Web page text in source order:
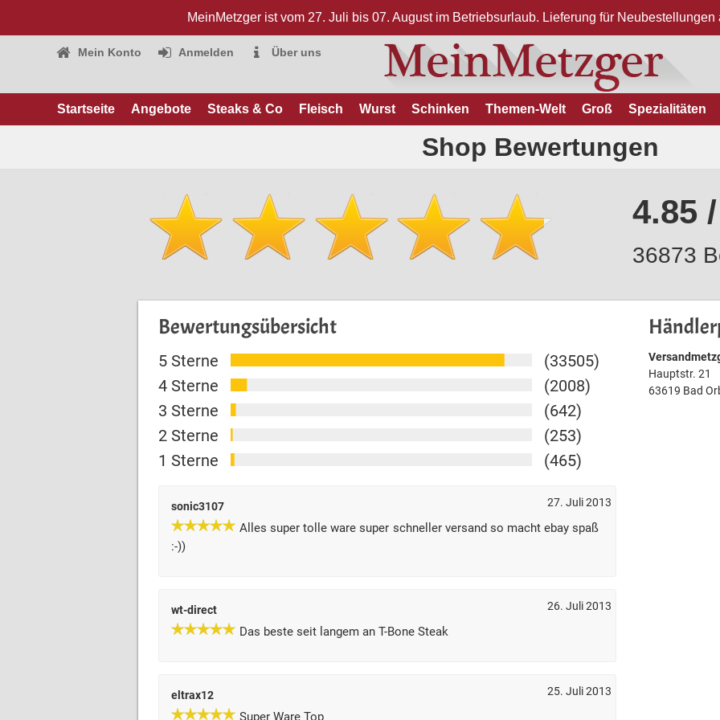
MeinMetzger ist vom 27. Juli bis 07. August im Betriebsurlaub. Lieferung für
Mein Konto Anmelden Über uns
Startseite Angebote Steaks & Co Fleisch Wurst Schinken Themen-Welt Groß Spezialitäten
Shop Bewertungen
4.85
36873
Bewertungsübersicht
5 Sterne
(33505)
4 Sterne
(2008)
3 Sterne
(642)
2 Sterne
(253)
1 Sterne
(465)
sonic3107 27. Juli 2013
Alles super tolle ware super schneller versand so macht ebay spaß
:-))
wt-direct 26. Juli 2013
Das beste seit langem an T-Bone Steak
eltrax12 25. Juli 2013
Super Ware Top
Hauptstr. 21
63619 Bad